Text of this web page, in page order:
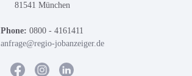
81541 München
Phone: 0800 - 4161411
anfrage@regio-jobanzeiger.de